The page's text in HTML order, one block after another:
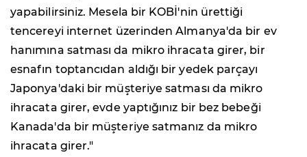
yapabilirsiniz. Mesela bir KOBİ'nin ürettiği
tencereyi internet üzerinden Almanya'da bir ev
hanımına satması da mikro ihracata girer, bir
esnafın toptancıdan aldığı bir yedek parçayı
Japonya'daki bir müşteriye satması da mikro
ihracata girer, evde yaptığınız bir bez bebeği
Kanada'da bir müşteriye satmanız da mikro
ihracata girer."